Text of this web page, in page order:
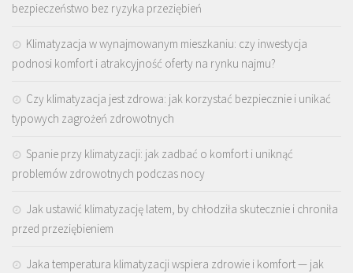
bezpieczeństwo bez ryzyka przeziębień
Klimatyzacja w wynajmowanym mieszkaniu: czy inwestycja
podnosi komfort i atrakcyjność oferty na rynku najmu?
Czy klimatyzacja jest zdrowa: jak korzystać bezpiecznie i unikać
typowych zagrożeń zdrowotnych
Spanie przy klimatyzacji: jak zadbać o komfort i uniknąć
problemów zdrowotnych podczas nocy
Jak ustawić klimatyzację latem, by chłodziła skutecznie i chroniła
przed przeziębieniem
Jaka temperatura klimatyzacji wspiera zdrowie i komfort — jak